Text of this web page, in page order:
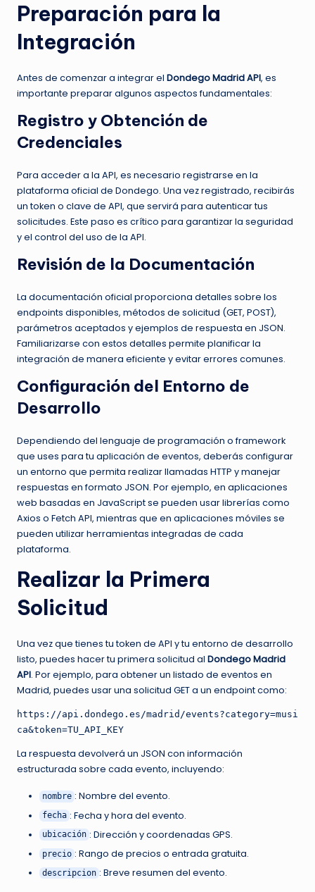
Preparación para la
Integración
Antes de comenzar a integrar el Dondego Madrid API, es
importante preparar algunos aspectos fundamentales:
Registro y Obtención de
Credenciales
Para acceder a la API, es necesario registrarse en la
plataforma oficial de Dondego. Una vez registrado, recibirás
un token o clave de API, que servirá para autenticar tus
solicitudes. Este paso es crítico para garantizar la seguridad
y el control del uso de la API.
Revisión de la Documentación
La documentación oficial proporciona detalles sobre los
endpoints disponibles, métodos de solicitud (GET, POST),
parámetros aceptados y ejemplos de respuesta en JSON.
Familiarizarse con estos detalles permite planificar la
integración de manera eficiente y evitar errores comunes.
Configuración del Entorno de
Desarrollo
Dependiendo del lenguaje de programación o framework
que uses para tu aplicación de eventos, deberás configurar
un entorno que permita realizar llamadas HTTP y manejar
respuestas en formato JSON. Por ejemplo, en aplicaciones
web basadas en JavaScript se pueden usar librerías como
Axios o Fetch API, mientras que en aplicaciones móviles se
pueden utilizar herramientas integradas de cada
plataforma.
Realizar la Primera
Solicitud
Una vez que tienes tu token de API y tu entorno de desarrollo
listo, puedes hacer tu primera solicitud al Dondego Madrid
API. Por ejemplo, para obtener un listado de eventos en
Madrid, puedes usar una solicitud GET a un endpoint como:
https://api.dondego.es/madrid/events?category=musi
ca&token=TU_API_KEY
La respuesta devolverá un JSON con información
estructurada sobre cada evento, incluyendo:
nombre : Nombre del evento.
fecha : Fecha y hora del evento.
ubicación : Dirección y coordenadas GPS.
precio : Rango de precios o entrada gratuita.
descripcion : Breve resumen del evento.